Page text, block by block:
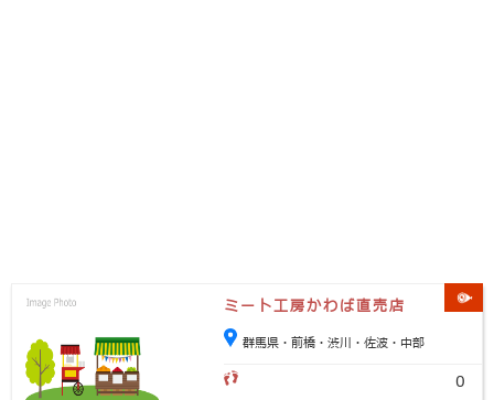
ミート工房かわば直売店
群馬県・前橋・渋川・佐波・中部
0